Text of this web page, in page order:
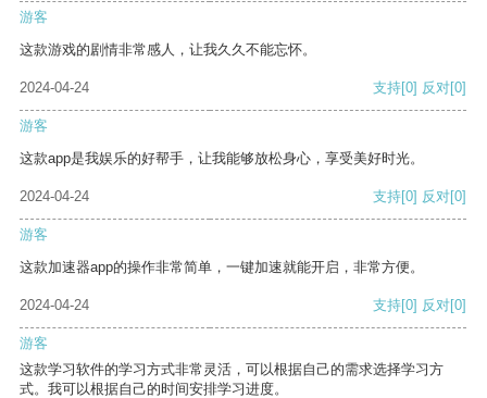
游客
这款游戏的剧情非常感人，让我久久不能忘怀。
2024-04-24 支持[0] 反对[0]
游客
这款app是我娱乐的好帮手，让我能够放松身心，享受美好时光。
2024-04-24 支持[0] 反对[0]
游客
这款加速器app的操作非常简单，一键加速就能开启，非常方便。
2024-04-24 支持[0] 反对[0]
游客
这款学习软件的学习方式非常灵活，可以根据自己的需求选择学习方
式。我可以根据自己的时间安排学习进度。